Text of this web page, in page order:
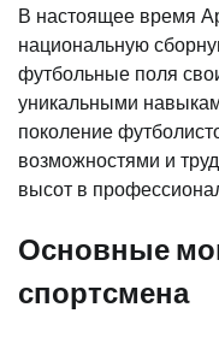
В настоящее время
национальную
футбольные поля
уникальными
поколение
возможностями и
высот в
Основные
спортсмена